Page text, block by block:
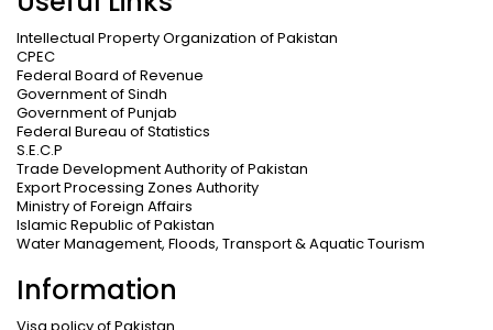
Intellectual Property Organization of Pakistan
CPEC
Federal Board of Revenue
Government of Sindh
Government of Punjab
Federal Bureau of Statistics
S.E.C.P
Trade Development Authority of Pakistan
Export Processing Zones Authority
Ministry of Foreign Affairs
Islamic Republic of Pakistan
Water Management, Floods, Transport & Aquatic Tourism
Information